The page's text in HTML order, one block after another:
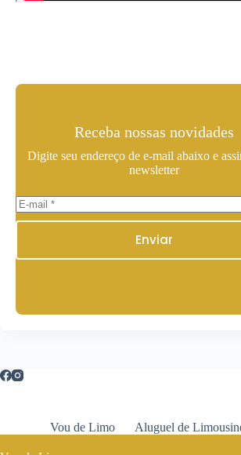
Receba nossas novidades
Digite seu endereço de e-mail abaixo e
newsletter
Enviar
Vou de Limo Aluguel de